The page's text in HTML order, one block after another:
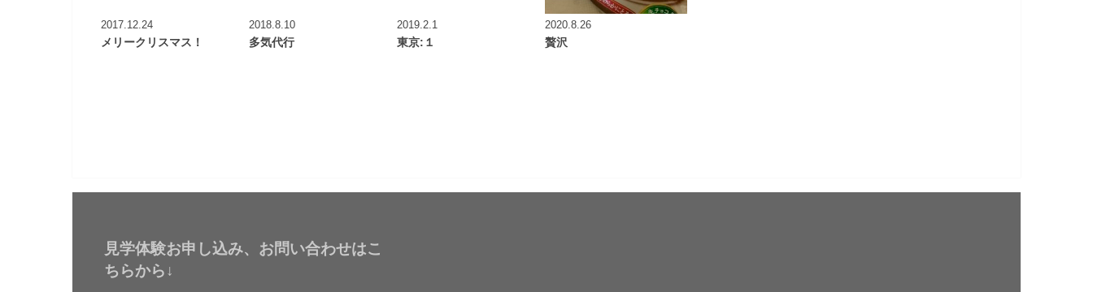
2017.12.24
メリークリスマス！
2018.8.10
多気代行
2019.2.1
東京:１
2020.8.26
贅沢
見学体験お申し込み、お問い合わせはこ
ちらから↓